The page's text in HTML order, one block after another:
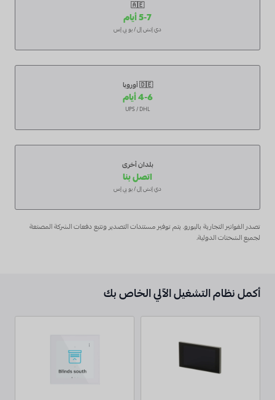
🇦🇪
5-7 أيام
دي إتش إل / يو بي إس
🇩🇪 أوروبا
4-6 أيام
UPS / DHL
بلدان أخرى
اتصل بنا
دي إتش إل / يو بي إس
تصدر الفواتير التجارية باليورو. يتم توفير مستندات التصدير وتتبع دفعات الشركة المصنعة
لجميع الشحنات الدولية.
أكمل نظام التشغيل الآلي الخاص بك